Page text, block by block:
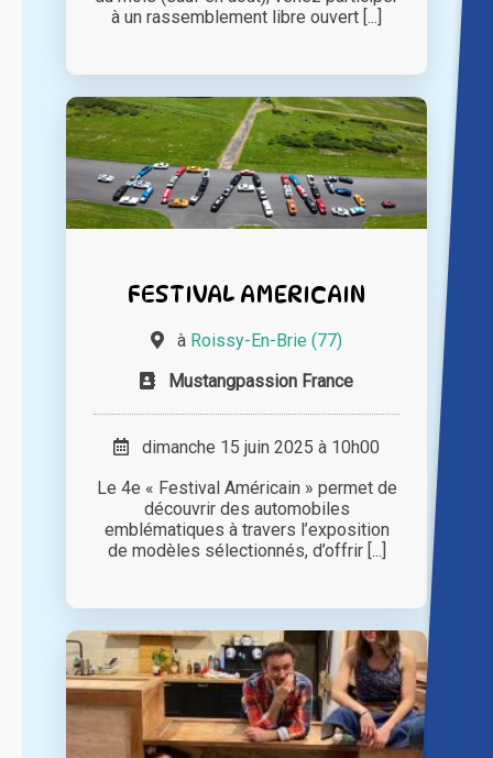
à un rassemblement libre ouvert [...]
FESTIVAL AMERICAIN
à Roissy-En-Brie (77)
Mustangpassion France
dimanche 15 juin 2025 à 10h00
Le 4e « Festival Américain » permet de
découvrir des automobiles
emblématiques à travers l’exposition
de modèles sélectionnés, d’offrir [...]